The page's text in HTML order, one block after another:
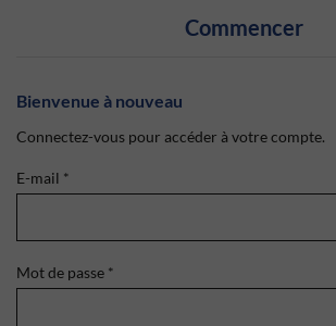
Commencer
Bienvenue à nouveau
Connectez-vous pour accéder à votre compte.
E-mail *
Mot de passe *